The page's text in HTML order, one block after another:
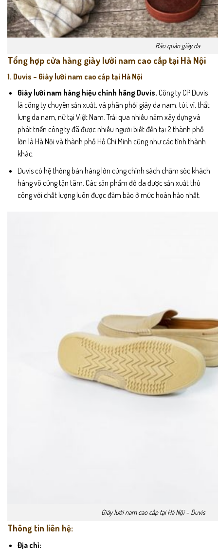
Bảo quản giày da
Tổng hợp cửa hàng giày lười nam cao cấp tại Hà Nội
1. Duvis – Giày lười nam cao cấp tại Hà Nội
Giày lười nam hàng hiệu chính hãng Duvis. Công ty CP Duvis
là công ty chuyên sản xuất, và phân phối giày da nam, túi, ví, thắt
lưng da nam, nữ tại Việt Nam. Trải qua nhiều năm xây dựng và
phát triển công ty đã được nhiều người biết đến tại 2 thành phố
lớn là Hà Nội và thành phố Hồ Chí Minh cũng như các tỉnh thành
khác.
Duvis có hệ thống bán hàng lớn cùng chính sách chăm sóc khách
hàng vô cùng tận tâm. Các sản phẩm đồ da được sản xuất thủ
công với chất lượng luôn được đảm bảo ở mức hoàn hảo nhất.
Giày lười nam cao cấp tại Hà Nội – Duvis
Thông tin liên hệ:
Địa chỉ: